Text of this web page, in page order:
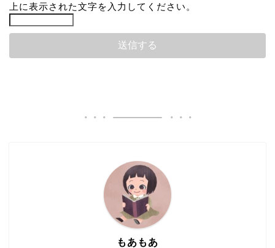
上に表示された文字を入力してください。
もあもあ